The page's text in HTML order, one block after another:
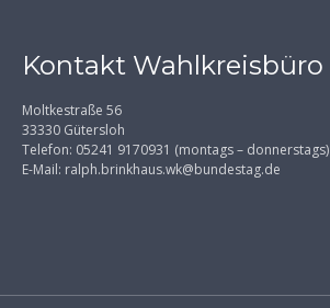
Kontakt Wahlkreisbüro
Moltkestraße 56
33330 Gütersloh
Telefon: 05241 9170931 (montags – donnerstags)
E-Mail: ralph.brinkhaus.wk@bundestag.de